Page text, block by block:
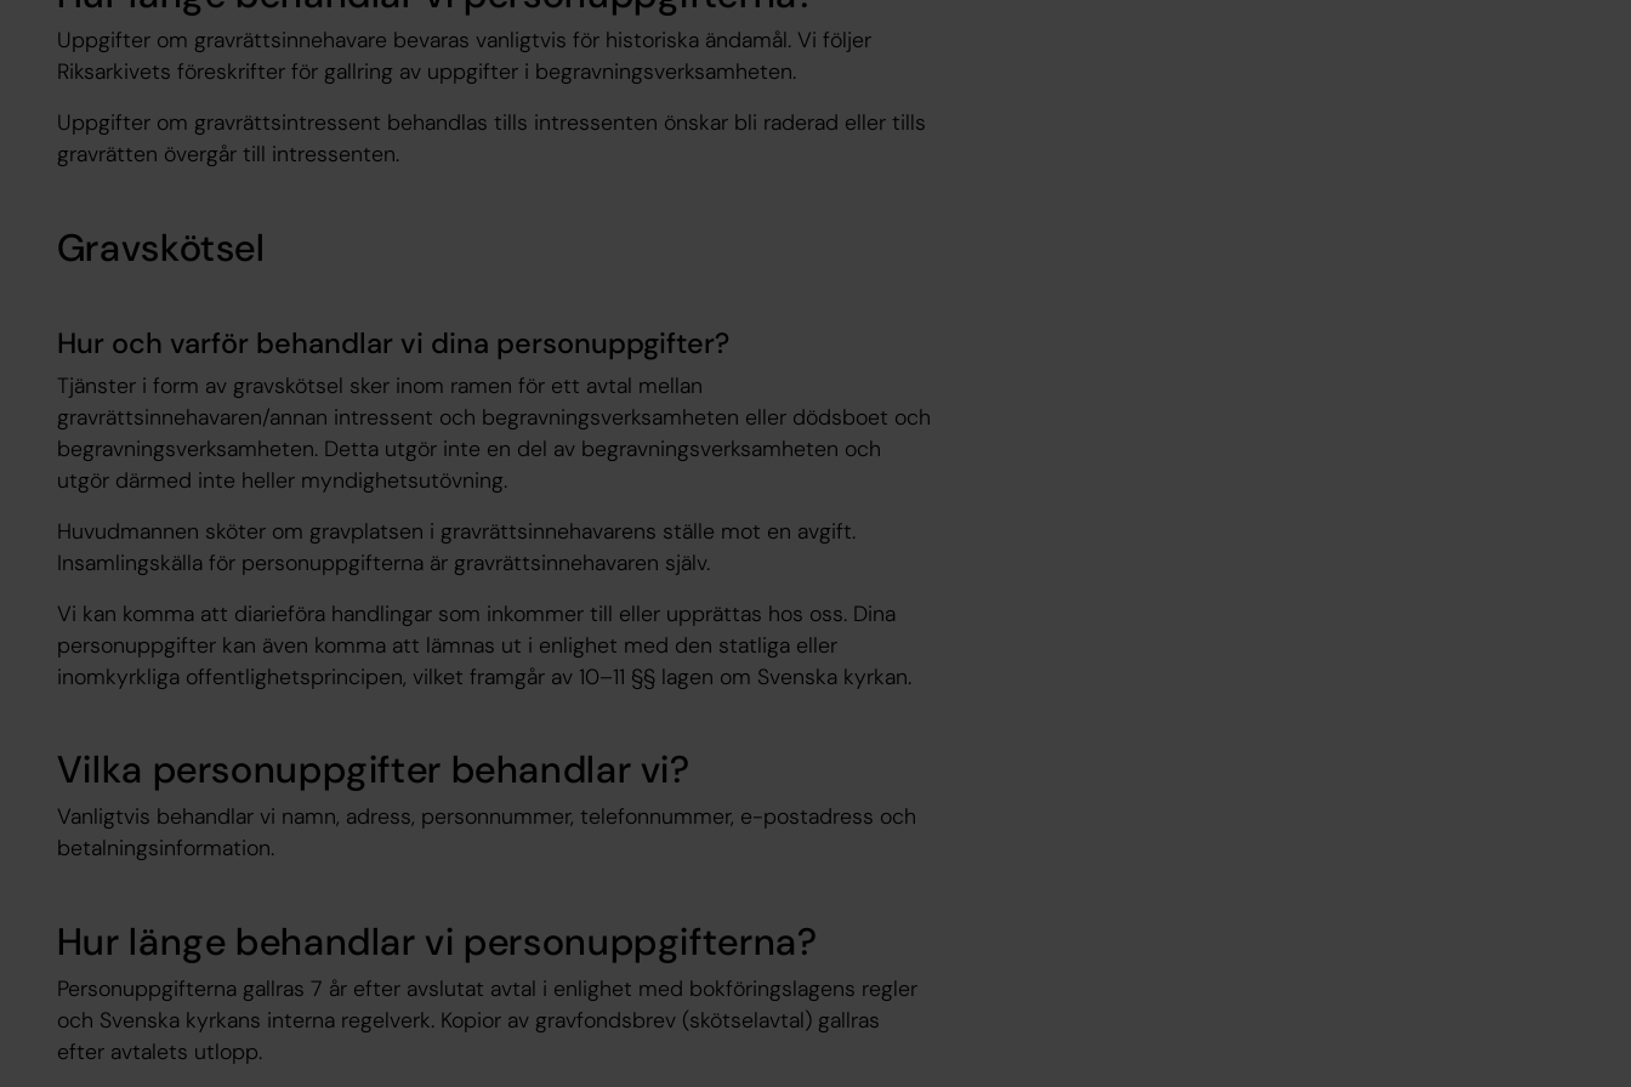
Uppgifter om gravrättsinnehavare bevaras vanligtvis för historiska ändamål. Vi följer
Riksarkivets föreskrifter för gallring av uppgifter i begravningsverksamheten.
Uppgifter om gravrättsintressent behandlas tills intressenten önskar bli raderad eller tills
gravrätten övergår till intressenten.
Gravskötsel
Hur och varför behandlar vi dina personuppgifter?
Tjänster i form av gravskötsel sker inom ramen för ett avtal mellan
gravrättsinnehavaren/annan intressent och begravningsverksamheten eller dödsboet och
begravningsverksamheten. Detta utgör inte en del av begravningsverksamheten och
utgör därmed inte heller myndighetsutövning.
Huvudmannen sköter om gravplatsen i gravrättsinnehavarens ställe mot en avgift.
Insamlingskälla för personuppgifterna är gravrättsinnehavaren själv.
Vi kan komma att diarieföra handlingar som inkommer till eller upprättas hos oss. Dina
personuppgifter kan även komma att lämnas ut i enlighet med den statliga eller
inomkyrkliga offentlighetsprincipen, vilket framgår av 10–11 §§ lagen om Svenska kyrkan.
Vilka personuppgifter behandlar vi?
Vanligtvis behandlar vi namn, adress, personnummer, telefonnummer, e-postadress och
betalningsinformation.
Hur länge behandlar vi personuppgifterna?
Personuppgifterna gallras 7 år efter avslutat avtal i enlighet med bokföringslagens regler
och Svenska kyrkans interna regelverk. Kopior av gravfondsbrev (skötselavtal) gallras
efter avtalets utlopp.